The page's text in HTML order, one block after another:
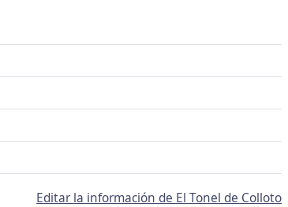
Editar la información de El Tonel de Colloto